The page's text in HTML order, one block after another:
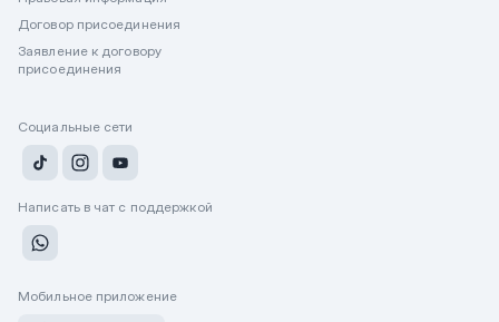
Договор присоединения
Заявление к договору
присоединения
Социальные сети
Написать в чат с поддержкой
Мобильное приложение